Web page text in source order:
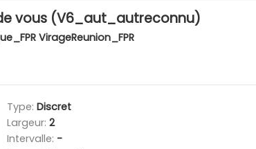
vous (V6_aut_autreconnu)
VirageReunion_FPR
Type: Discret
Largeur: 2
Intervalle: -